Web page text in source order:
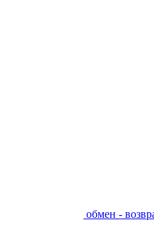
обмен -